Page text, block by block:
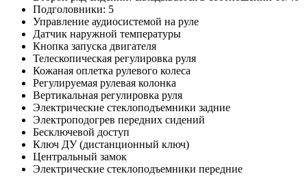
Подголовники: 5
Управление аудиосистемой на руле
Датчик наружной температуры
Кнопка запуска двигателя
Телескопическая регулировка руля
Кожаная оплетка рулевого колеса
Регулируемая рулевая колонка
Вертикальная регулировка руля
Электрические стеклоподъемники задние
Электроподогрев передних сидений
Бесключевой доступ
Ключ ДУ (дистанционный ключ)
Центральный замок
Электрические стеклоподъемники передние